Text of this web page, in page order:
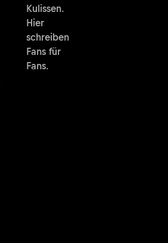
Kulissen.
Hier
schreiben
Fans für
Fans.